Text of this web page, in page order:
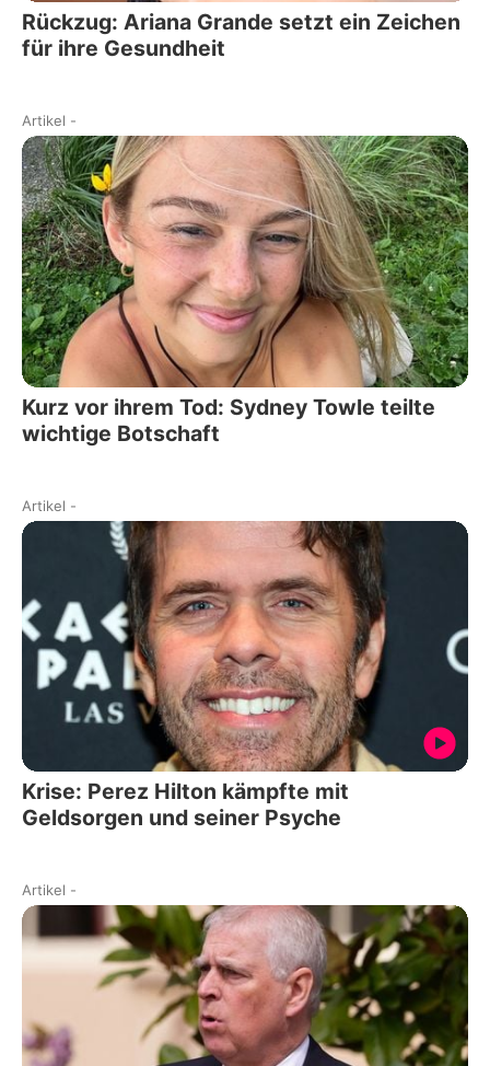
Rückzug: Ariana Grande setzt ein Zeichen
für ihre Gesundheit
Artikel -
Kurz vor ihrem Tod: Sydney Towle teilte
wichtige Botschaft
Artikel -
Krise: Perez Hilton kämpfte mit
Geldsorgen und seiner Psyche
Artikel -